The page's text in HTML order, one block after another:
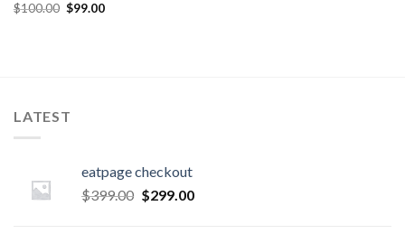
$100.00 $99.00
LATEST
eatpage checkout
$399.00 $299.00